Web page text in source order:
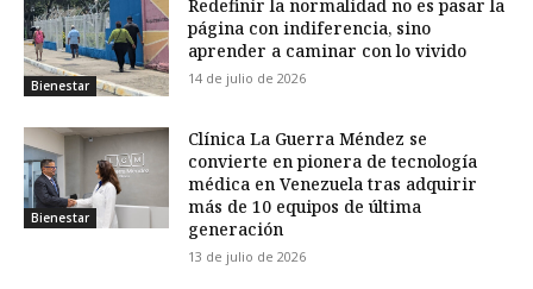
Bienestar
Redefinir la normalidad no es pasar la
página con indiferencia, sino
aprender a caminar con lo vivido
14 de julio de 2026
Bienestar
Clínica La Guerra Méndez se
convierte en pionera de tecnología
médica en Venezuela tras adquirir
más de 10 equipos de última
generación
13 de julio de 2026